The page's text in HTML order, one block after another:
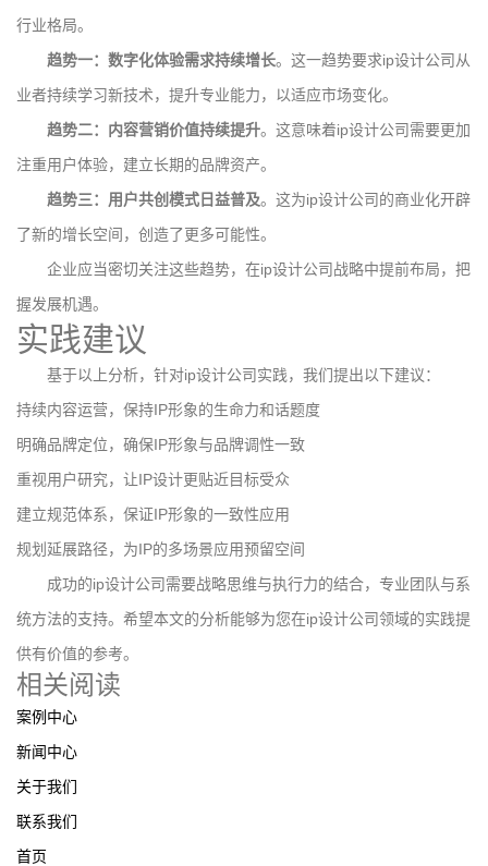
行业格局。
趋势一：数字化体验需求持续增长。这一趋势要求ip设计公司从
业者持续学习新技术，提升专业能力，以适应市场变化。
趋势二：内容营销价值持续提升。这意味着ip设计公司需要更加
注重用户体验，建立长期的品牌资产。
趋势三：用户共创模式日益普及。这为ip设计公司的商业化开辟
了新的增长空间，创造了更多可能性。
企业应当密切关注这些趋势，在ip设计公司战略中提前布局，把
握发展机遇。
实践建议
基于以上分析，针对ip设计公司实践，我们提出以下建议：
持续内容运营，保持IP形象的生命力和话题度
明确品牌定位，确保IP形象与品牌调性一致
重视用户研究，让IP设计更贴近目标受众
建立规范体系，保证IP形象的一致性应用
规划延展路径，为IP的多场景应用预留空间
成功的ip设计公司需要战略思维与执行力的结合，专业团队与系
统方法的支持。希望本文的分析能够为您在ip设计公司领域的实践提
供有价值的参考。
相关阅读
案例中心
新闻中心
关于我们
联系我们
首页